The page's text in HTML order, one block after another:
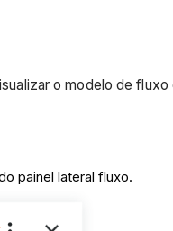
o modelo de
painel lateral fluxo.